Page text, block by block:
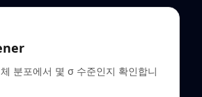
분포에서 몇 σ 수준인지 확인합니